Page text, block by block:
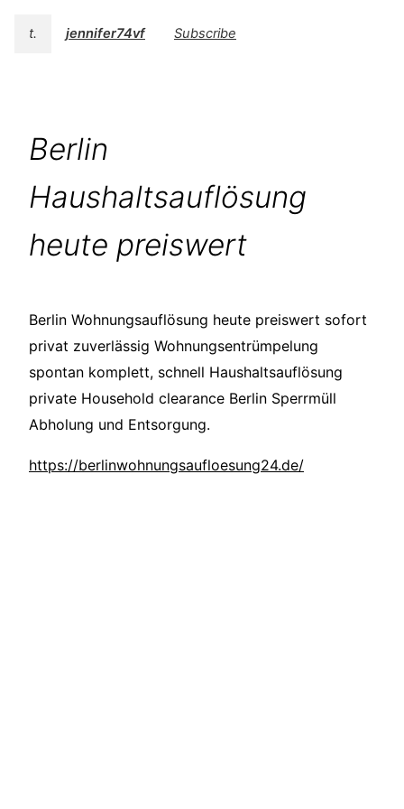
t. jennifer74vf Subscribe
Berlin
Haushaltsauflösung
heute preiswert
Berlin Wohnungsauflösung heute preiswert sofort
privat zuverlässig Wohnungsentrümpelung
spontan komplett, schnell Haushaltsauflösung
private Household clearance Berlin Sperrmüll
Abholung und Entsorgung.
https://berlinwohnungsaufloesung24.de/